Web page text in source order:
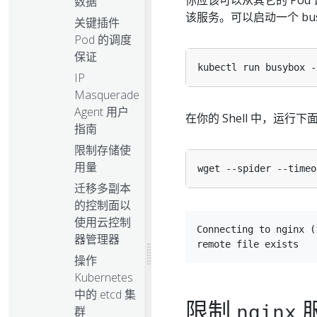
关键插件
Pod 的调度
保证
IP
Masquerade
Agent 用户
指南
限制存储使
用量
迁移多副本
的控制面以
使用云控制
器管理器
操作
Kubernetes
中的 etcd 集
群
该服务。可以启动一个
kubectl run busybox
在你的 Shell 中，运行下
wget --spider --
Connecting to nginx
限制